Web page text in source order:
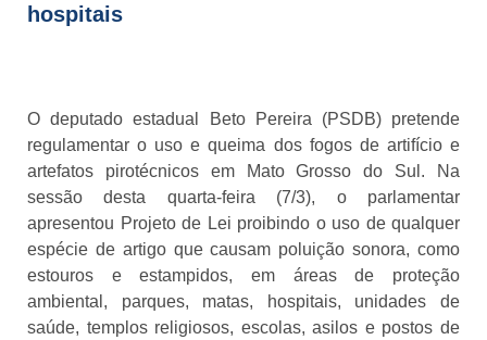
hospitais
O deputado estadual Beto Pereira (PSDB) pretende
regulamentar o uso e queima dos fogos de artifício e
artefatos pirotécnicos em Mato Grosso do Sul. Na
sessão desta quarta-feira (7/3), o parlamentar
apresentou Projeto de Lei proibindo o uso de qualquer
espécie de artigo que causam poluição sonora, como
estouros e estampidos, em áreas de proteção
ambiental, parques, matas, hospitais, unidades de
saúde, templos religiosos, escolas, asilos e postos de